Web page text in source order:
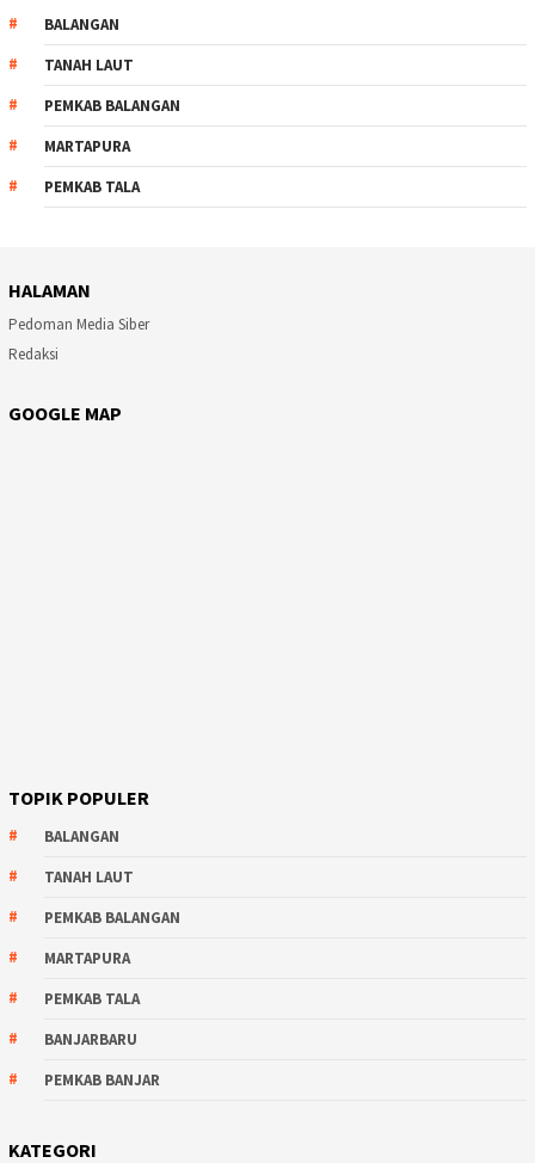
BALANGAN
TANAH LAUT
PEMKAB BALANGAN
MARTAPURA
PEMKAB TALA
HALAMAN
Pedoman Media Siber
Redaksi
GOOGLE MAP
TOPIK POPULER
BALANGAN
TANAH LAUT
PEMKAB BALANGAN
MARTAPURA
PEMKAB TALA
BANJARBARU
PEMKAB BANJAR
KATEGORI